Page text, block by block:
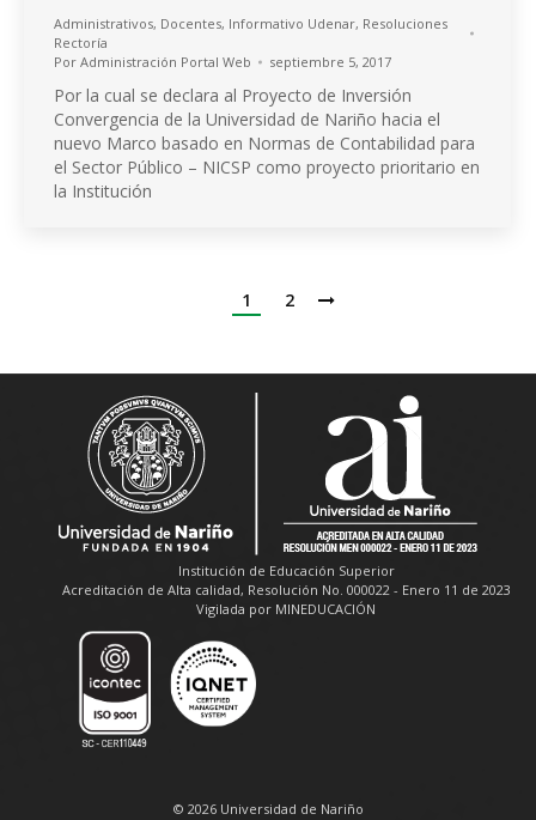
Administrativos, Docentes, Informativo Udenar, Resoluciones
Rectoría
Por Administración Portal Web septiembre 5, 2017
Por la cual se declara al Proyecto de Inversión
Convergencia de la Universidad de Nariño hacia el
nuevo Marco basado en Normas de Contabilidad para
el Sector Público – NICSP como proyecto prioritario en
la Institución
1 2
Institución de Educación Superior
Acreditación de Alta calidad, Resolución No. 000022 - Enero 11 de 2023
Vigilada por MINEDUCACIÓN
© 2026 Universidad de Nariño